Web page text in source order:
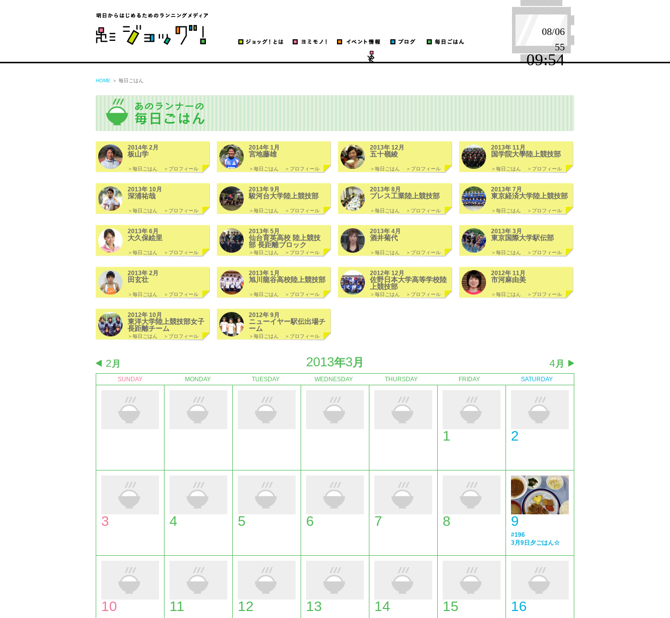
08/06
55
09:54
run
HOME ＞ 毎日ごはん
2014年 2月
板山学
＞毎日ごはん ＞プロフィール
2014年 1月
宮地藤雄
＞毎日ごはん ＞プロフィール
2013年 12月
五十嶺綾
＞毎日ごはん ＞プロフィール
2013年 11月
国学院大學陸上競技部
＞毎日ごはん ＞プロフィール
2013年 10月
深浦祐哉
＞毎日ごはん ＞プロフィール
2013年 9月
駿河台大学陸上競技部
＞毎日ごはん ＞プロフィール
2013年 8月
プレス工業陸上競技部
＞毎日ごはん ＞プロフィール
2013年 7月
東京経済大学陸上競技部
＞毎日ごはん ＞プロフィール
2013年 6月
大久保絵里
＞毎日ごはん ＞プロフィール
2013年 5月
仙台育英高校 陸上競技
部 長距離ブロック
＞毎日ごはん ＞プロフィール
2013年 4月
酒井菊代
＞毎日ごはん ＞プロフィール
2013年 3月
東京国際大学駅伝部
＞毎日ごはん ＞プロフィール
2013年 2月
田玄壮
＞毎日ごはん ＞プロフィール
2013年 1月
旭川龍谷高校陸上競技部
＞毎日ごはん ＞プロフィール
2012年 12月
佐野日本大学高等学校陸
上競技部
＞毎日ごはん ＞プロフィール
2012年 11月
市河麻由美
＞毎日ごはん ＞プロフィール
2012年 10月
東洋大学陸上競技部女子
長距離チーム
＞毎日ごはん ＞プロフィール
2012年 9月
ニューイヤー駅伝出場チ
ーム
＞毎日ごはん ＞プロフィール
2月 2013年3月 4月
SUNDAY MONDAY TUESDAY WEDNESDAY THURSDAY FRIDAY SATURDAY
1 2
3 4 5 6 7 8 9
#196
3月9日夕ごはん☆
10 11 12 13 14 15 16